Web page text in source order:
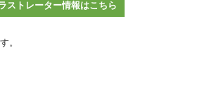
ストレーター情報はこちら
。